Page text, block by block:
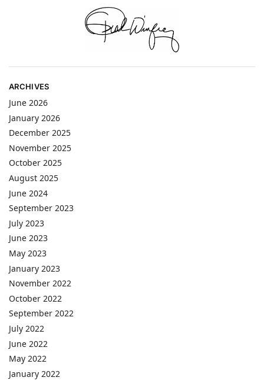
ARCHIVES
June 2026
January 2026
December 2025
November 2025
October 2025
August 2025
June 2024
September 2023
July 2023
June 2023
May 2023
January 2023
November 2022
October 2022
September 2022
July 2022
June 2022
May 2022
January 2022